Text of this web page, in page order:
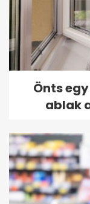
Önts
ablak